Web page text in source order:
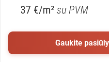
37 €/m² su PVM
Gaukite